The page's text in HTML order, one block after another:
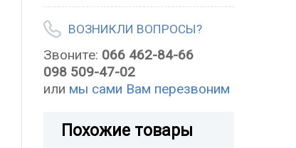
ВОЗНИКЛИ ВОПРОСЫ?
Звоните: 066 462-84-66
098 509-47-02
или мы сами Вам перезвоним
Похожие товары